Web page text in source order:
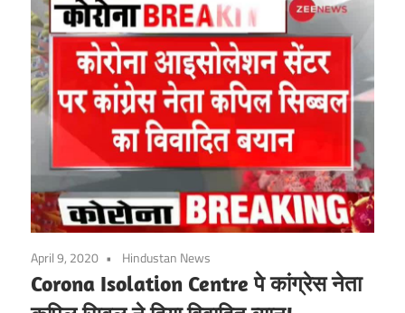
April 9, 2020 Hindustan News
Corona Isolation Centre पे कांग्रेस नेता